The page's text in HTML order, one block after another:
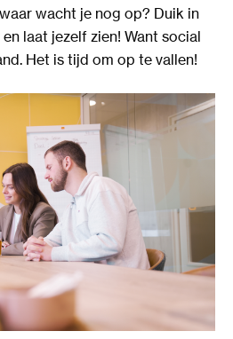
wacht je nog op? Duik in
laat jezelf zien! Want social
Het is tijd om op te vallen!